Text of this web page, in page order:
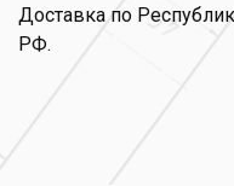
Доставка по
РФ.